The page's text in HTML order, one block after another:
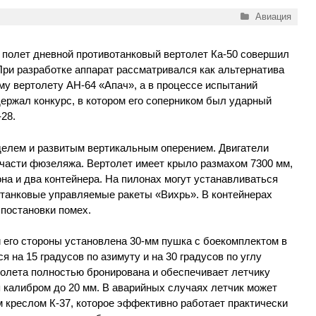
Рубрики
Авиация
дневной противотанковый вертолет Ка-50 совершил
разработке аппарат рассматривался как альтернатива
вертолету АН-64 «Апач», а в процессе испытаний
конкурс, в котором его соперником был ударный
и развитым вертикальным оперением. Двигатели
фюзеляжа. Вертолет имеет крыло размахом 7300 мм,
и два контейнера. На пилонах могут устанавливаться
управляемые ракеты «Вихрь». В контейнерах
помех.
стороны установлена 30-мм пушка с боекомплектом в
на 15 градусов по азимуту и на 30 градусов по углу
полностью бронирована и обеспечивает летчику
калибром до 20 мм. В аварийных случаях летчик может
К-37, которое эффективно работает практически